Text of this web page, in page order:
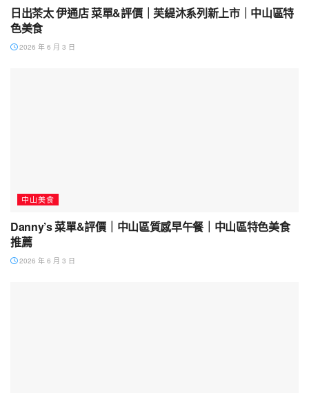
日出茶太 伊通店 菜單&評價｜芙緹沐系列新上市｜中山區特
色美食
2026 年 6 月 3 日
中山美食
Danny’s 菜單&評價｜中山區質感早午餐｜中山區特色美食
推薦
2026 年 6 月 3 日